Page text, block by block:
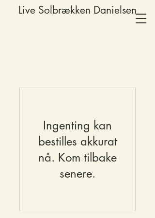
Live Solbrækken Danielsen
Ingenting kan
bestilles akkurat
nå. Kom tilbake
senere.